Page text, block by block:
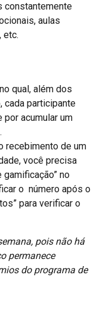
constantemente
aulas
etc.
qual, além dos
cada participante
acumular um
recebimento de um
você precisa
no
o  número após o
para verificar o
pois não há
permanece
do programa de